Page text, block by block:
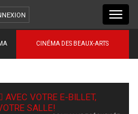
CINÉMA DES BEAUX-ARTS
AVEC VOTRE E-BILLET,
SALLE!